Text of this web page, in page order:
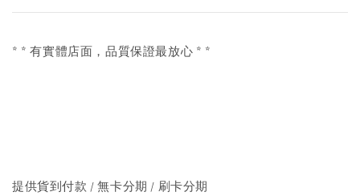
* * 有實體店面，品質保證最放心 * *
提供貨到付款 / 無卡分期 / 刷卡分期